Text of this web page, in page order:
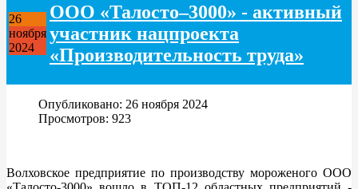
26
ноября
2024
ООО «Талосто–3000» - активный
участник нацпроекта
«Производительность труда»
Опубликовано: 26 ноября 2024
Просмотров: 923
Волховское предприятие по производству мороженого ООО